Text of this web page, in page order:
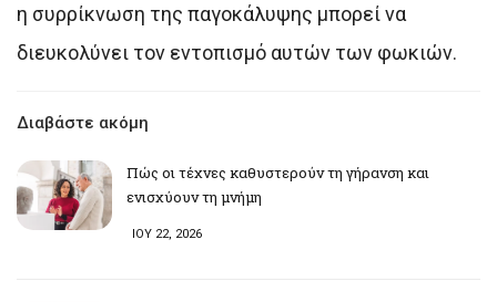
η συρρίκνωση της παγοκάλυψης μπορεί να
διευκολύνει τον εντοπισμό αυτών των φωκιών.
Διαβάστε ακόμη
Πώς οι τέχνες καθυστερούν τη γήρανση και
ενισχύουν τη μνήμη
ΙΟΥ 22, 2026